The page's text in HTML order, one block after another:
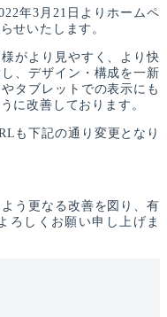
年3 月 21 日よりホームペ
せいたします。
がより見やすく、より快
、デザイン・構成を一新
タブレットでの表示にも
に改善しております。
も下記の通り変更となり
う更なる改善を図り、有
ろしくお願い申し上げま